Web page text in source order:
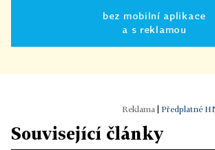
bez mobilní aplikace
a s reklamou
Předplatné
Související články